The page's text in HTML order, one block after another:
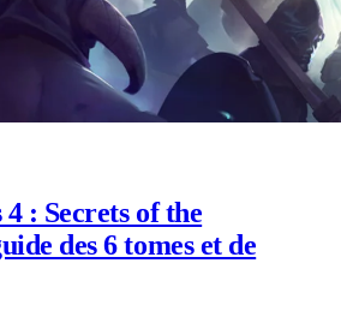
: Secrets of the
des 6 tomes et de